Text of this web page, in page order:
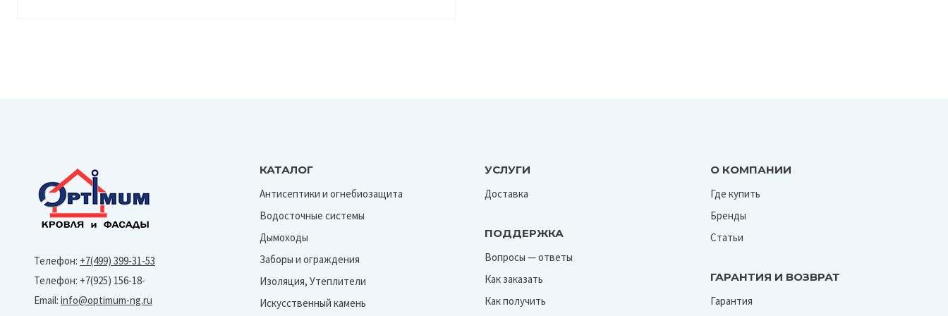
Телефон: +7(499) 399-31-53
Телефон: +7(925) 156-18-
Email: info@optimum-ng.ru
КАТАЛОГ
Антисептики и огнебиозащита
Водосточные системы
Дымоходы
Заборы и ограждения
Изоляция, Утеплители
Искусственный камень
УСЛУГИ
Доставка
ПОДДЕРЖКА
Вопросы — ответы
Как заказать
Как получить
О КОМПАНИИ
Где купить
Бренды
Статьи
ГАРАНТИЯ И ВОЗВРАТ
Гарантия